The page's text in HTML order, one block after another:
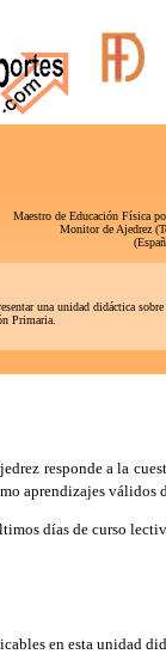
Maestro de Educación Física
Monitor de Ajedrez
una unidad didáctica sobre el
Primaria.
responde a la
aprendizajes válidos
días de curso
en esta unidad